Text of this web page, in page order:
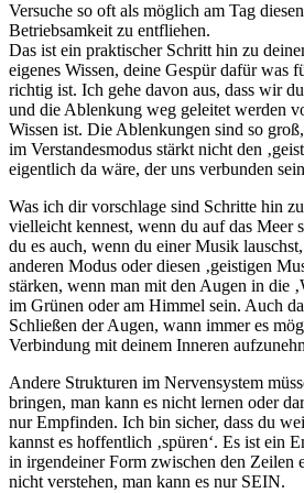
Versuche so oft als möglich am Tag
Betriebsamkeit zu entfliehen.
Das ist ein praktischer Schritt hin zu
eigenes Wissen, deine Gespür dafür was
richtig ist. Ich gehe davon aus, dass wir
und die Ablenkung weg geleitet werden
Wissen ist. Die Ablenkungen sind so
im Verstandesmodus stärkt nicht den
eigentlich da wäre, der uns verbunden
Was ich dir vorschlage sind Schritte hin
vielleicht kennest, wenn du auf das Meer
du es auch, wenn du einer Musik
anderen Modus oder diesen ‚geistigen
stärken, wenn man mit den Augen in die
im Grünen oder am Himmel sein. Auch
Schließen der Augen, wann immer es
Verbindung mit deinem Inneren
Andere Strukturen im Nervensystem
bringen, man kann es nicht lernen oder
nur Empfinden. Ich bin sicher, dass du
kannst es hoffentlich ‚spüren‘. Es ist ein
in irgendeiner Form zwischen den Zeilen
nicht verstehen, man kann es nur SEIN.